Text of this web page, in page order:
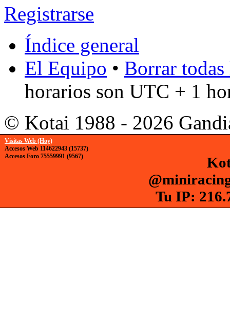
Registrarse
Índice general
El Equipo • Borrar
horarios son UTC + 1
© Kotai 1988 - 2026
Visitas Web (Hoy)
Accesos Web 114622943 (15737)
Accesos Foro 75559991 (9567)
Tu IP: